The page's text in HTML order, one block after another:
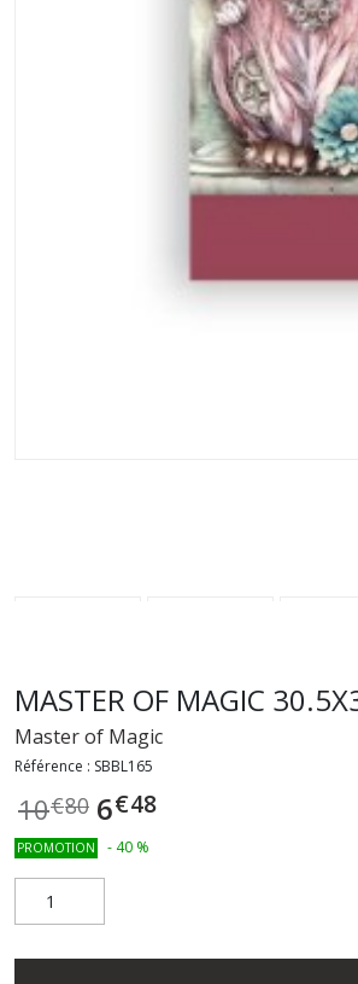
MASTER OF MAGIC
Master of Magic
Référence : SBBL165
10€80 6€48
PROMOTION - 40 %